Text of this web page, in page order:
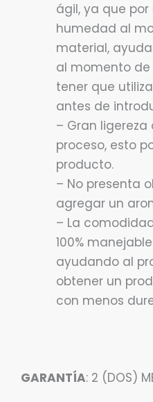
ágil, ya que
humedad al
material,
al momento de
tener que
antes de
– Gran
proceso, esto
producto.
– No presenta
agregar un
– La
100%
ayudando al
obtener un
con menos
GARANTÍA: 2 (DOS)